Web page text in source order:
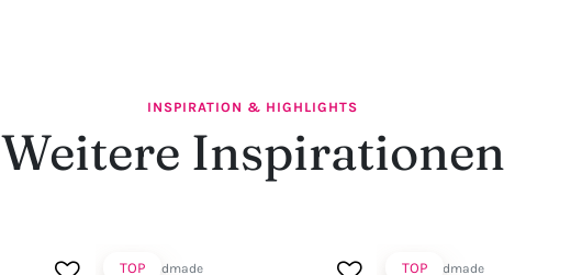
INSPIRATION & HIGHLIGHTS
Weitere Inspirationen
TOP
Noir Handmade TOP
Noir Handmade